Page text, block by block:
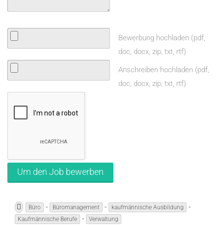
ü
r
i
l
Bewerbung hochladen (pdf,
doc, docx, zip, txt, rtf)
Anschreiben hochladen (pdf,
doc, docx, zip, txt, rtf)
Büro - Büromanagement - kaufmännische Ausbildung -
Kaufmännische Berufe - Verwaltung